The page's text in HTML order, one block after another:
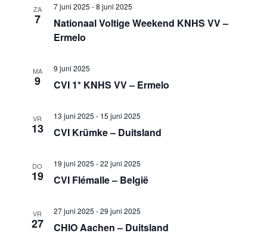
ZA
7
Nationaal Voltige Weekend KNHS VV –
Ermelo
7 juni 2025 -8 juni 2025
MA
9 CVI 1* KNHS VV – Ermelo
9 juni 2025
VR
13 CVI Krümke – Duitsland
13 juni 2025 - 15 juni 2025
DO
19 CVI Flémalle – België
19 juni 2025 -22 juni 2025
VR
27 CHIO Aachen – Duitsland
27 juni 2025 -29 juni 2025